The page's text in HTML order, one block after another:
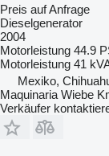
Preis auf Anfrage
Dieselgenerator
2004
Motorleistung 44.9
Motorleistung 41
Mexiko,
Maquinaria Wiebe
Verkäufer